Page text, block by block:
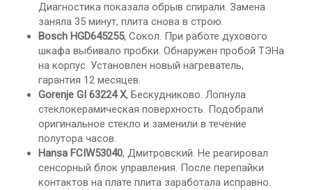
Диагностика показала обрыв спирали. Замена
заняла 35 минут, плита снова в строю.
Bosch HGD645255, Сокол. При работе духового
шкафа выбивало пробки. Обнаружен пробой ТЭНа
на корпус. Установлен новый нагреватель,
гарантия 12 месяцев.
Gorenje GI 63224 X, Бескудниково. Лопнула
стеклокерамическая поверхность. Подобрали
оригинальное стекло и заменили в течение
полутора часов.
Hansa FCIW53040, Дмитровский. Не реагировал
сенсорный блок управления. После перепайки
контактов на плате плита заработала исправно.